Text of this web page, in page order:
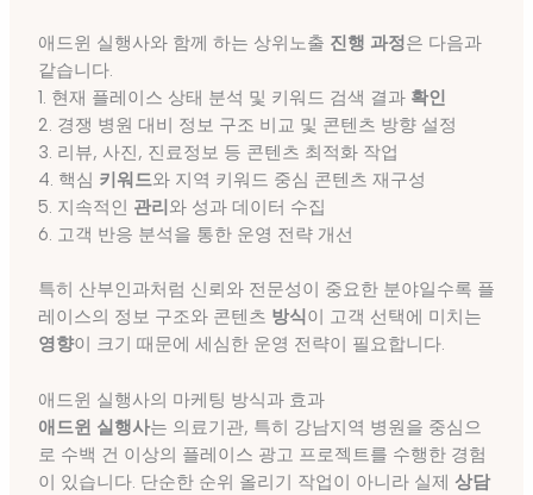
애드윈 실행사와 함께 하는 상위노출 진행 과정은 다음과
같습니다.
1. 현재 플레이스 상태 분석 및 키워드 검색 결과 확인
2. 경쟁 병원 대비 정보 구조 비교 및 콘텐츠 방향 설정
3. 리뷰, 사진, 진료정보 등 콘텐츠 최적화 작업
4. 핵심 키워드와 지역 키워드 중심 콘텐츠 재구성
5. 지속적인 관리 와 성과 데이터 수집
6. 고객 반응 분석을 통한 운영 전략 개선
특히 산부인과처럼 신뢰와 전문성이 중요한 분야일수록 플
레이스의 정보 구조와 콘텐츠 방식이 고객 선택에 미치는
영향이 크기 때문에 세심한 운영 전략이 필요합니다.
애드윈 실행사의 마케팅 방식과 효과
애드윈 실행사는 의료기관, 특히 강남지역 병원을 중심으
로 수백 건 이상의 플레이스 광고 프로젝트를 수행한 경험
이 있습니다. 단순한 순위 올리기 작업이 아니라 실제 상담